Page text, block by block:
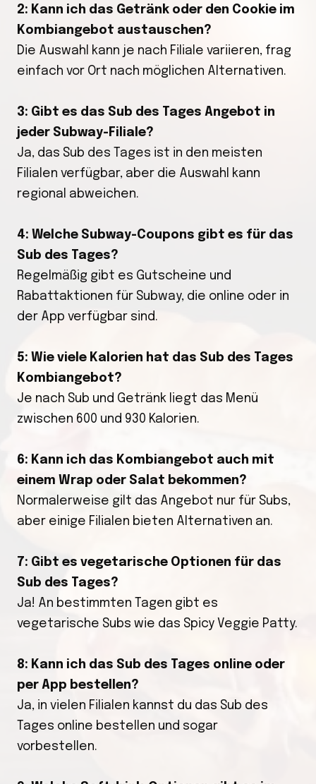
2: Kann ich das Getränk oder den Cookie im
Kombiangebot austauschen?
Die Auswahl kann je nach Filiale variieren, frag
einfach vor Ort nach möglichen Alternativen.
3: Gibt es das Sub des Tages Angebot in
jeder Subway-Filiale?
Ja, das Sub des Tages ist in den meisten
Filialen verfügbar, aber die Auswahl kann
regional abweichen.
4: Welche Subway-Coupons gibt es für das
Sub des Tages?
Regelmäßig gibt es Gutscheine und
Rabattaktionen für Subway, die online oder in
der App verfügbar sind.
5: Wie viele Kalorien hat das Sub des Tages
Kombiangebot?
Je nach Sub und Getränk liegt das Menü
zwischen 600 und 930 Kalorien.
6: Kann ich das Kombiangebot auch mit
einem Wrap oder Salat bekommen?
Normalerweise gilt das Angebot nur für Subs,
aber einige Filialen bieten Alternativen an.
7: Gibt es vegetarische Optionen für das
Sub des Tages?
Ja! An bestimmten Tagen gibt es
vegetarische Subs wie das Spicy Veggie Patty.
8: Kann ich das Sub des Tages online oder
per App bestellen?
Ja, in vielen Filialen kannst du das Sub des
Tages online bestellen und sogar
vorbestellen.